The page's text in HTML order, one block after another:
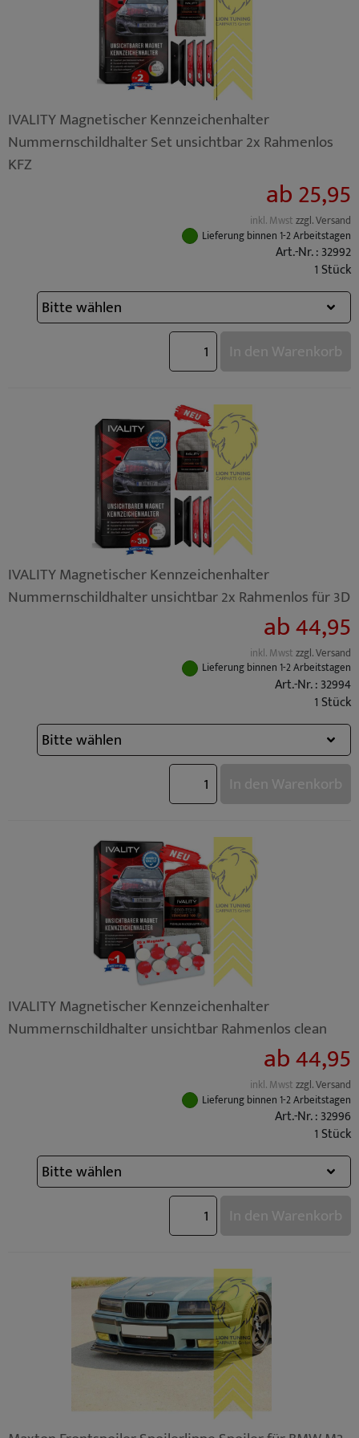
IVALITY Magnetischer Kennzeichenhalter
Nummernschildhalter Set unsichtbar 2x Rahmenlos
KFZ
ab 25,95
inkl. Mwstzzgl. Versand
Lieferung binnen 1-2 Arbeitstagen
Art.-Nr. : 32992
1 Stück
In den Warenkorb
IVALITY Magnetischer Kennzeichenhalter
Nummernschildhalter unsichtbar 2x Rahmenlos für 3D
ab 44,95
inkl. Mwstzzgl. Versand
Lieferung binnen 1-2 Arbeitstagen
Art.-Nr. : 32994
1 Stück
In den Warenkorb
IVALITY Magnetischer Kennzeichenhalter
Nummernschildhalter unsichtbar Rahmenlos clean
ab 44,95
inkl. Mwstzzgl. Versand
Lieferung binnen 1-2 Arbeitstagen
Art.-Nr. : 32996
1 Stück
In den Warenkorb